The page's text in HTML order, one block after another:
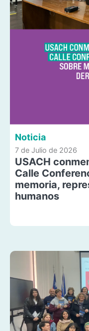
Noticia
7 de Julio de 2026
USACH
Calle
memoria,
humanos